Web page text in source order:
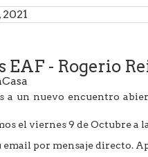
EAF - Rogerio
a un nuevo encuentro
el viernes 9 de Octubre a
por mensaje directo.